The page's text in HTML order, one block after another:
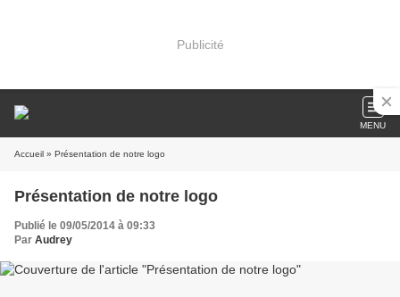
Publicité
MENU
Accueil » Présentation de notre logo
Présentation de notre logo
Publié le 09/05/2014 à 09:33
Par Audrey